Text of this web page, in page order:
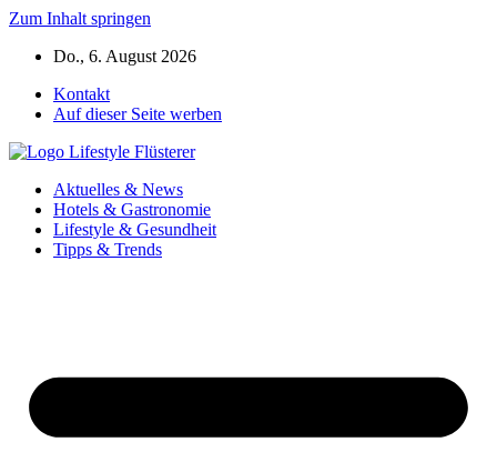
Zum Inhalt springen
Do., 6. August 2026
Kontakt
Auf dieser Seite werben
Aktuelles & News
Hotels & Gastronomie
Lifestyle & Gesundheit
Tipps & Trends